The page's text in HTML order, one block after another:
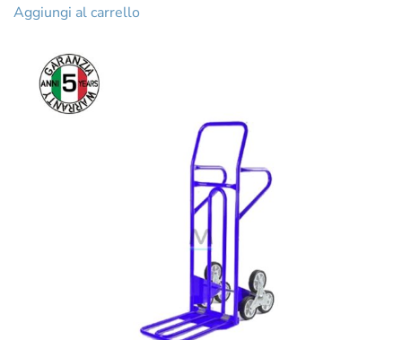
originaleattuale
Aggiungi al carrello